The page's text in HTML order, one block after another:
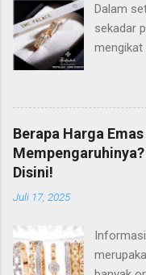
Dalam
sekadar
mengikat
yang
makna
di
mencuri
kawin
makna.
Berapa Harga
Disini!
Juli 17, 2025